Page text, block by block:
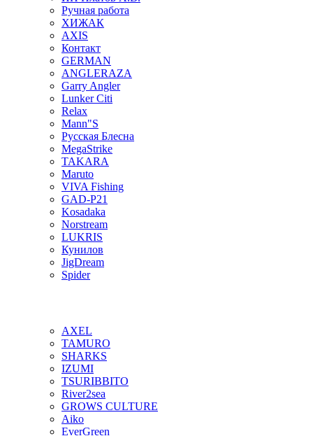
Ручная работа
ХИЖАК
AXIS
Контакт
GERMAN
ANGLERAZA
Garry Angler
Lunker Citi
Relax
Mann"S
Русская Блесна
MegaStrike
TAKARA
Maruto
VIVA Fishing
GAD-P21
Kosadaka
Norstream
LUKRIS
Кунилов
JigDream
Spider
AXEL
TAMURO
SHARKS
IZUMI
TSURIBBITO
River2sea
GROWS CULTURE
Aiko
EverGreen